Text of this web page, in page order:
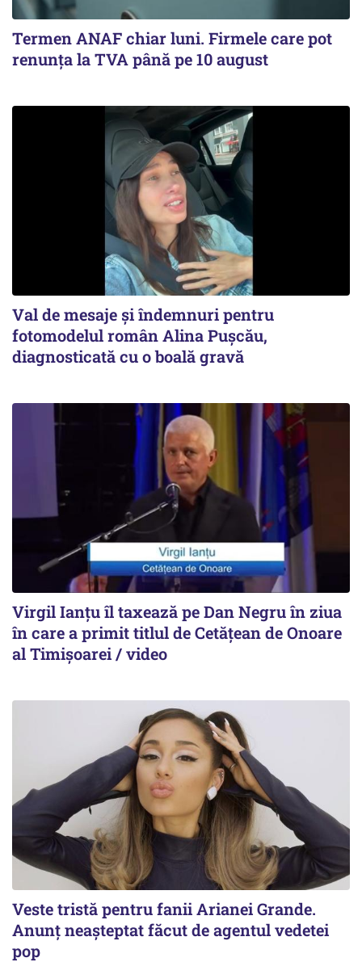
Termen ANAF chiar luni. Firmele care pot
renunța la TVA până pe 10 august
Val de mesaje și îndemnuri pentru
fotomodelul român Alina Pușcău,
diagnosticată cu o boală gravă
Virgil Ianțu îl taxează pe Dan Negru în ziua
în care a primit titlul de Cetățean de Onoare
al Timișoarei / video
Veste tristă pentru fanii Arianei Grande.
Anunț neașteptat făcut de agentul vedetei
pop